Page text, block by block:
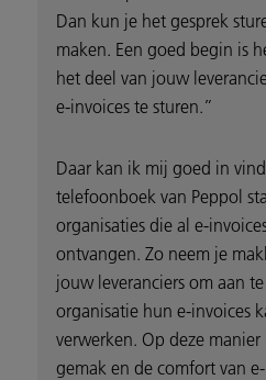
Dan kun je het gesprek
maken. Een goed begin is
het deel van jouw
e-invoices te sturen.”
Daar kan ik mij goed in
telefoonboek van Peppol
organisaties die al e-
ontvangen. Zo neem je
jouw leveranciers om aan
organisatie hun e-invoices
verwerken. Op deze
gemak en de comfort van